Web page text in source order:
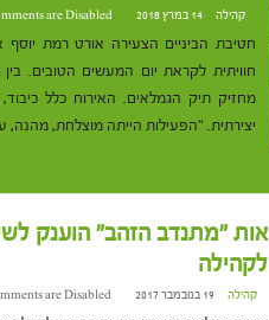
קהילה 14 במרץ 2018 at 10:05 are Disabled
חוויתית לקראת יום המעשים הטובים.
מחזיק תיק הגמלאים. האירוח כלל
יצירתית. "הפעילות הייתה מוצלחת, מהנה,
אות "מתנדב הזהב" הוענק
לקהילה
קהילה 19 בנובמבר 2017 at 17:33 are Disabled